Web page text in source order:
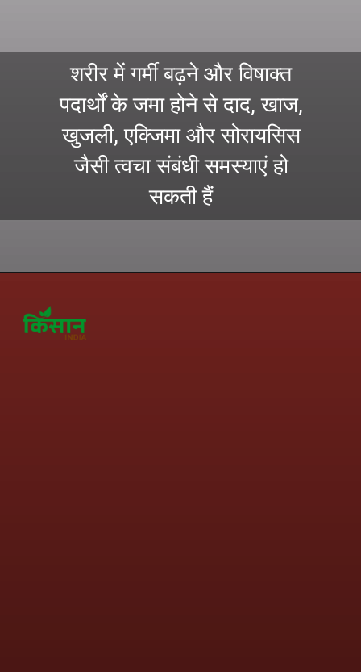
शरीर में गर्मी बढ़ने और विषाक्त
पदार्थों के जमा होने से दाद, खाज,
खुजली, एक्जिमा और सोरायसिस
जैसी त्वचा संबंधी समस्याएं हो
सकती हैं